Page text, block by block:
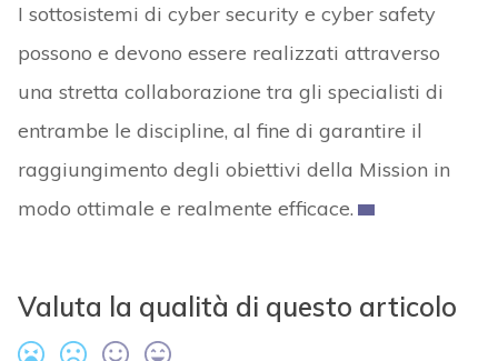
I sottosistemi di cyber security e cyber safety
possono e devono essere realizzati attraverso
una stretta collaborazione tra gli specialisti di
entrambe le discipline, al fine di garantire il
raggiungimento degli obiettivi della Mission in
modo ottimale e realmente efficace.
Valuta la qualità di questo articolo